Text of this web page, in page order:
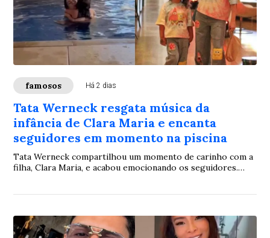
famosos Há 2 dias
Tata Werneck resgata música da
infância de Clara Maria e encanta
seguidores em momento na piscina
Tata Werneck compartilhou um momento de carinho com a
filha, Clara Maria, e acabou emocionando os seguidores.